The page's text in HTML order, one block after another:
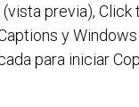
previa),
y
para iniciar